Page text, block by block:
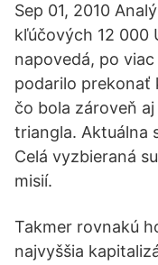
Sep 01, 2010
kľúčových 12 000
napovedá, po
podarilo prekonať
čo bola zároveň
triangla. Aktuálna
Celá vyzbieraná
misií.
Takmer rovnakú
najvyššia